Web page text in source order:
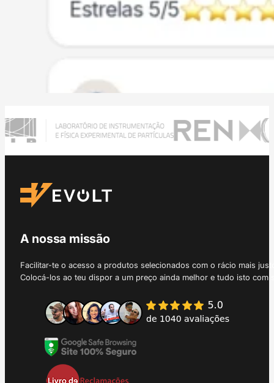
A nossa missão
Facilitar-te o acesso a produtos selecionados com o rácio mais
Colocá-los ao teu dispor a um preço ainda melhor e tudo isto